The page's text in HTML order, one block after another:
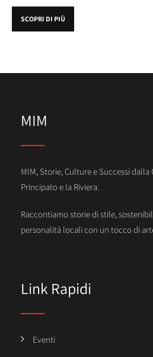
SCOPRI DI PIÙ
MIM
MIM, Storie, Culture e Successi dalla
Principato e la Riviera.
Raccontiamo storie di stile,
personalità locali con un tocco di
Link Rapidi
Eventi